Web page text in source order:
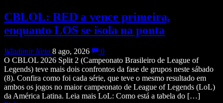
CBLOL: RED a vence primeira,
enquanto LOS se isola na ponta
Wladimir Neto 8 ago, 2026
0
O CBLOL 2026 Split 2 (Campeonato Brasileiro de League of
Legends) teve mais dois confrontos da fase de grupos neste sábado
(8). Confira como foi cada série, que teve o mesmo resultado em
ambos os jogos no maior campeonato de League of Legends (LoL)
da América Latina. Leia mais LoL: Como está a tabela do […]